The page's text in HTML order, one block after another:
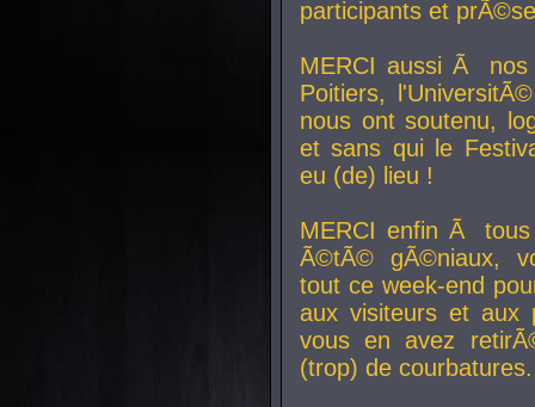
participants et
MERCI aussi Ã nos
Poitiers,
nous ont soutenu,
et sans qui le
eu (de) lieu !
MERCI enfin Ã
Ã©tÃ© gÃ©niaux,
tout ce week-end
aux visiteurs et aux
vous en avez
(trop) de courbatures.